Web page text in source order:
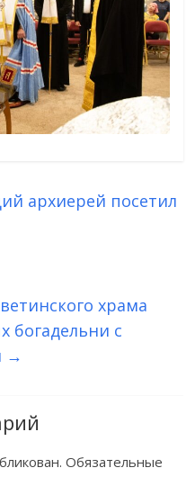
архиерей посетил
храма
богадельни с
→
Обязательные